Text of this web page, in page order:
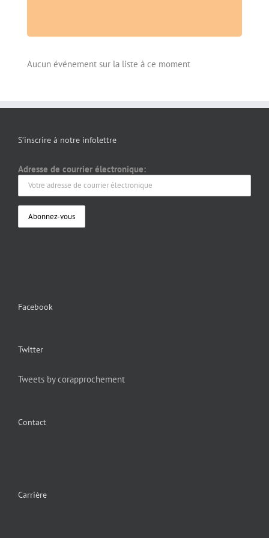
Aucun événement sur la liste à ce moment
S’inscrire à notre infolettre
Adresse de courrier électronique:
Facebook
Twitter
Tweets by corapprochement
Contact
Carrière